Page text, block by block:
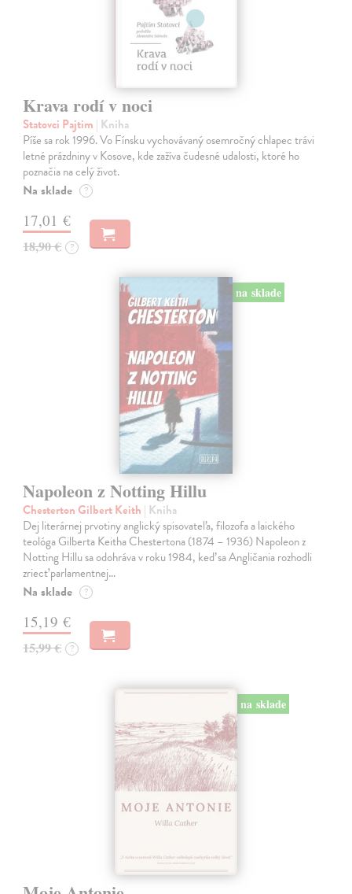
Krava rodí v noci
Statovci Pajtim | Kniha
Píše sa rok 1996. Vo Fínsku vychovávaný osemročný chlapec trávi
letné prázdniny v Kosove, kde zažíva čudesné udalosti, ktoré ho
poznačia na celý život.
Na sklade ?
17,01 €
18,90 € ?
na sklade
Napoleon z Notting Hillu
Chesterton Gilbert Keith | Kniha
Dej literárnej prvotiny anglický spisovateľa, filozofa a laického
teológa Gilberta Keitha Chestertona (1874 – 1936) Napoleon z
Notting Hillu sa odohráva v roku 1984, keď sa Angličania rozhodli
zriecť parlamentnej…
Na sklade ?
15,19 €
15,99 € ?
na sklade